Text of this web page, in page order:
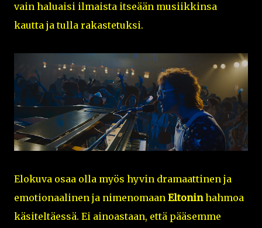
vain haluaisi ilmaista itseään musiikkinsa
kautta ja tulla rakastetuksi.
Elokuva osaa olla myös hyvin dramaattinen ja
emotionaalinen ja nimenomaan Eltoninhahmoa
käsiteltäessä. Ei ainoastaan, että pääsemme